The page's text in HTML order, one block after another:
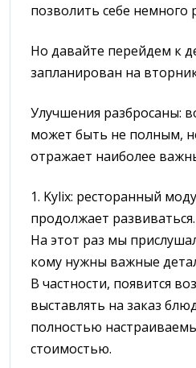
позволить себе немного
Но давайте перейдем к
запланирован на
Улучшения разбросаны:
может быть не полным,
отражает наиболее
1. Kylix: ресторанный
продолжает развиваться.
На этот раз мы
кому нужны важные
В частности, появится
выставлять на заказ
полностью
стоимостью.